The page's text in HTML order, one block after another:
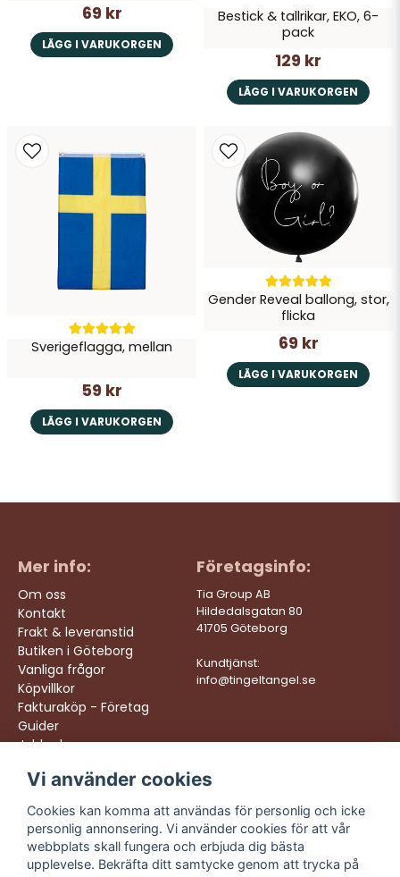
69 kr
LÄGG I VARUKORGEN
Bestick & tallrikar, EKO, 6-
pack
129 kr
LÄGG I VARUKORGEN
Sverigeflagga, mellan
59 kr
LÄGG I VARUKORGEN
Gender Reveal ballong, stor,
flicka
69 kr
LÄGG I VARUKORGEN
Mer info:
Om oss
Kontakt
Frakt & leveranstid
Butiken i Göteborg
Vanliga frågor
Köpvillkor
Fakturaköp - Företag
Guider
Jobba hos oss
Företagsinfo:
Tia Group AB
Hildedalsgatan 80
41705 Göteborg
Kundtjänst:
info@tingeltangel.se
Följ oss:
Instagram
Facebook
TikTok
Vi levererar:
Snabba leveranser
Trygga köp
Fri frakt över 499:-
Trevlig kundtjänst
Vi använder cookies
Cookies kan komma att användas för personlig och icke
personlig annonsering. Vi använder cookies för att vår
webbplats skall fungera och erbjuda dig bästa
upplevelse. Bekräfta ditt samtycke genom att trycka på